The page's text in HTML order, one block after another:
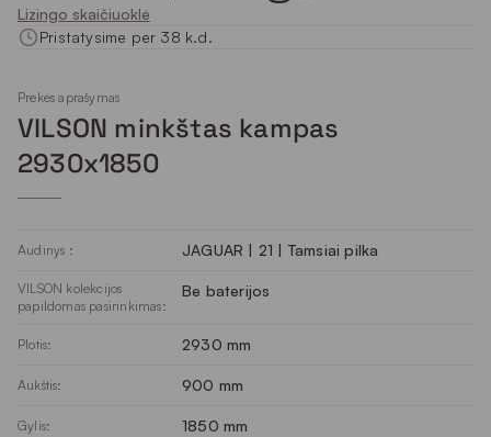
Lizingo skaičiuoklė
Pristatysime per 38 k.d.
Prekės aprašymas
VILSON minkštas kampas
2930x1850
Audinys : JAGUAR | 21 | Tamsiai pilka
VILSON kolekcijos
papildomas pasirinkimas:
Be baterijos
Plotis: 2930 mm
Aukštis: 900 mm
Gylis: 1850 mm